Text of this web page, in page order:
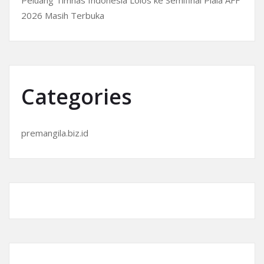
2026 Masih Terbuka
Categories
premangila.biz.id